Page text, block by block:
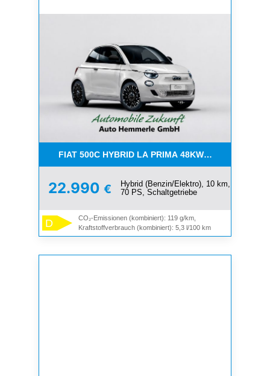
FIAT 500C HYBRID LA PRIMA 48KW (65PS) **MEGA
22.990 €
Hybrid (Benzin/Elektro), 10 km,
70 PS, Schaltgetriebe
D
CO₂-Emissionen (kombiniert): 119 g/km,
Kraftstoffverbrauch (kombiniert): 5,3 l/100 km